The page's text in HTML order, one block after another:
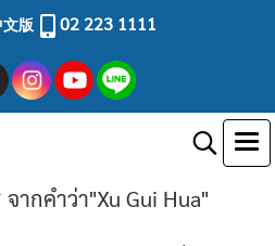
版 02 223 1111
ากคำว่า"Xu Gui Hua"